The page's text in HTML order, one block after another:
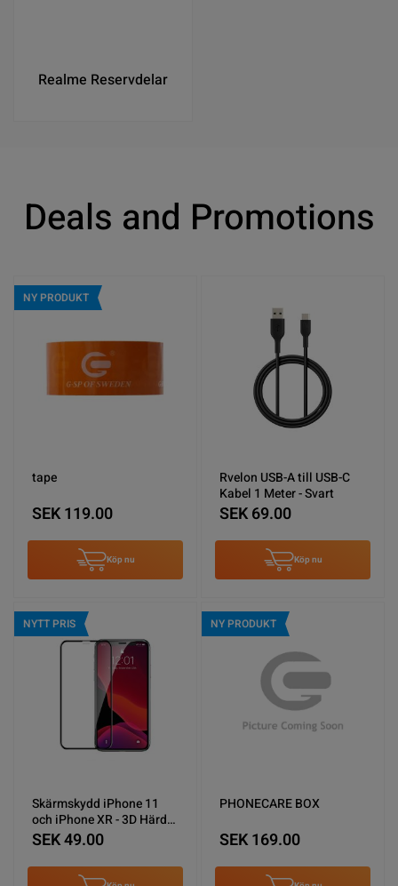
Realme Reservdelar
Deals and Promotions
NY PRODUKT
tape
SEK 119.00
Köp nu
Rvelon USB-A till USB-C
Kabel 1 Meter - Svart
SEK 69.00
Köp nu
NYTT PRIS
Skärmskydd iPhone 11
och iPhone XR - 3D Härdat
Glas miljö
SEK 49.00
NY PRODUKT
PHONECARE BOX
SEK 169.00